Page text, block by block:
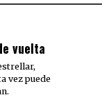
vuelta
vez puede